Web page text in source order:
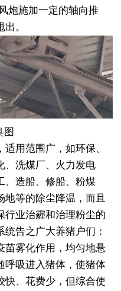
炮施加一定的轴向推
。
图
用范围广，如环保、
、洗煤厂、火力发电
、造船、修船、粉煤
等的除尘降温，而且
行业治霾和治理粉尘的
告之广大养猪户们：
苗雾化作用，均匀地悬
呼吸进入猪体，使猪体
快、花费少，但综合使